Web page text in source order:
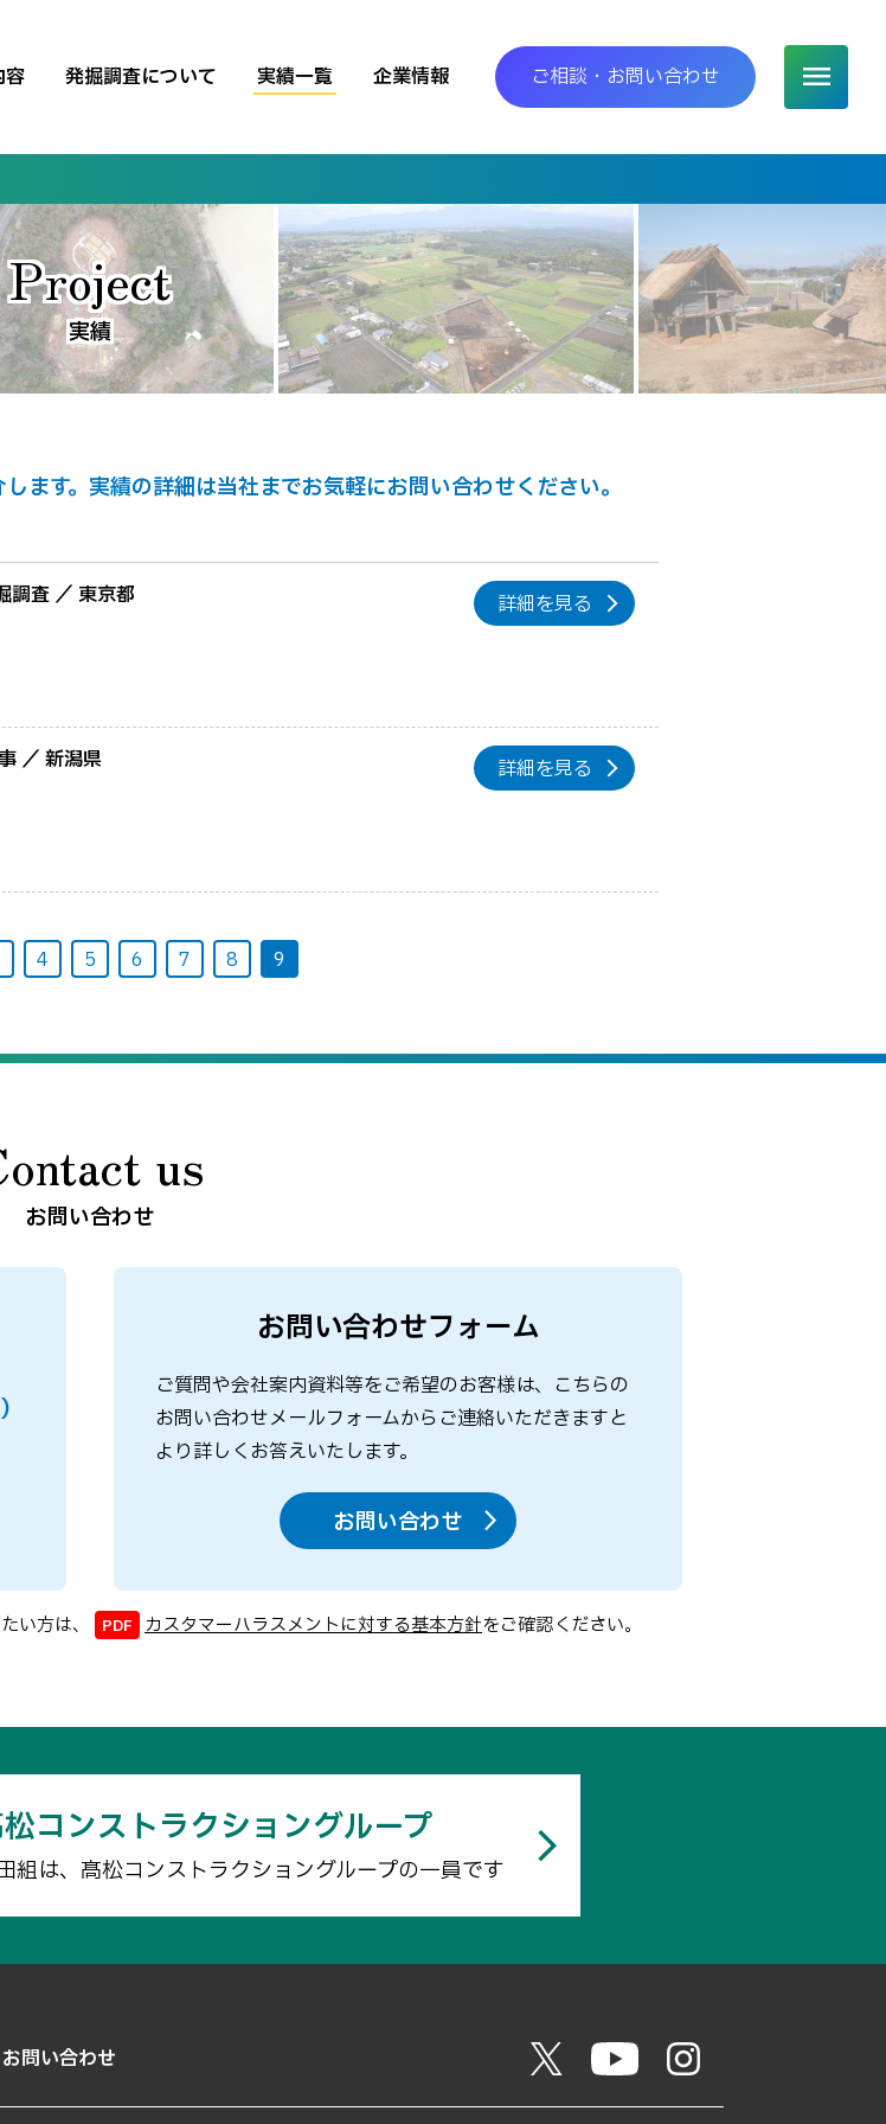
容 発掘調査について 実績一覧 企業情報 ご相談・お問い合わせ
Project
実績
ます。 実績の詳細は当社までお気軽にお問い合わせください。
調査 ／ 東京都 詳細を見る
／ 新潟県 詳細を見る
4 5 6 7 8 9
us
お問い合わせ
お問い合わせフォーム
ご質問や会社案内資料等をご希望のお客様は、こちらの
お問い合わせメールフォームからご連絡いただきますと
より詳しくお答えいたします。
お問い合わせ
い方は、 カスタマーハラスメントに対する基本方針をご確認ください。
コンストラクショングループ
組は、髙松コンストラクショングループの一員です
お問い合わせ